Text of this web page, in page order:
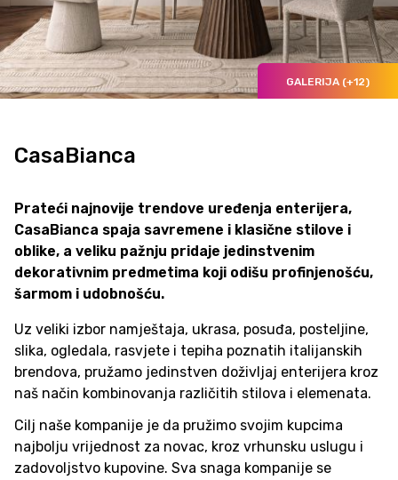
GALERIJA (+12)
CasaBianca
Prateći najnovije trendove uređenja enterijera,
CasaBianca spaja savremene i klasične stilove i
oblike, a veliku pažnju pridaje jedinstvenim
dekorativnim predmetima koji odišu profinjenošću,
šarmom i udobnošću.
Uz veliki izbor namještaja, ukrasa, posuđa, posteljine,
slika, ogledala, rasvjete i tepiha poznatih italijanskih
brendova, pružamo jedinstven doživljaj enterijera kroz
naš način kombinovanja različitih stilova i elemenata.
Cilj naše kompanije je da pružimo svojim kupcima
najbolju vrijednost za novac, kroz vrhunsku uslugu i
zadovoljstvo kupovine. Sva snaga kompanije se